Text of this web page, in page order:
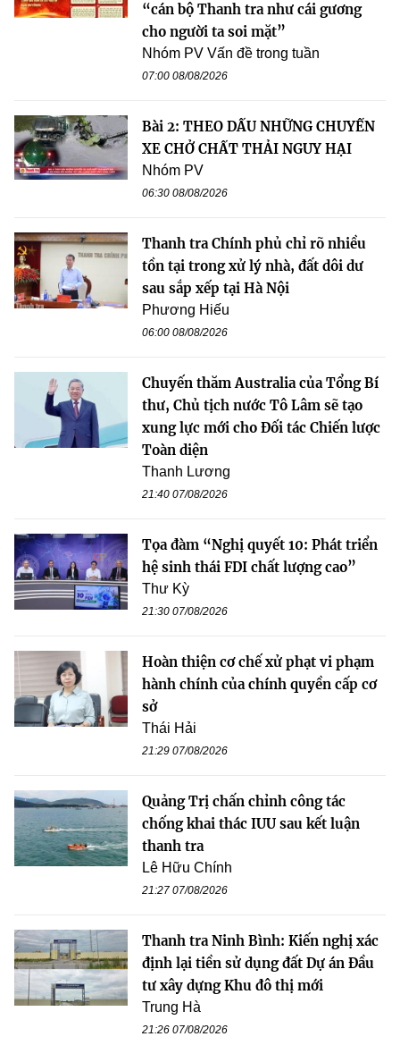
“cán bộ Thanh tra như cái gương
cho người ta soi mặt”
Nhóm PV Vấn đề trong tuần
07:00 08/08/2026
Bài 2: THEO DẤU NHỮNG CHUYẾN
XE CHỞ CHẤT THẢI NGUY HẠI
Nhóm PV
06:30 08/08/2026
Thanh tra Chính phủ chỉ rõ nhiều
tồn tại trong xử lý nhà, đất dôi dư
sau sắp xếp tại Hà Nội
Phương Hiếu
06:00 08/08/2026
Chuyến thăm Australia của Tổng Bí
thư, Chủ tịch nước Tô Lâm sẽ tạo
xung lực mới cho Đối tác Chiến lược
Toàn diện
Thanh Lương
21:40 07/08/2026
Tọa đàm “Nghị quyết 10: Phát triển
hệ sinh thái FDI chất lượng cao”
Thư Kỳ
21:30 07/08/2026
Hoàn thiện cơ chế xử phạt vi phạm
hành chính của chính quyền cấp cơ
sở
Thái Hải
21:29 07/08/2026
Quảng Trị chấn chỉnh công tác
chống khai thác IUU sau kết luận
thanh tra
Lê Hữu Chính
21:27 07/08/2026
Thanh tra Ninh Bình: Kiến nghị xác
định lại tiền sử dụng đất Dự án Đầu
tư xây dựng Khu đô thị mới
Trung Hà
21:26 07/08/2026